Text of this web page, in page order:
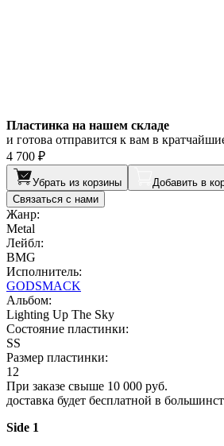
Пластинка на нашем складе
и готова отправится к вам в
4 700 ₽
Убрать из корзины
Добавить в
Связаться с нами
Жанр:
Metal
Лейбл:
BMG
Исполнитель:
GODSMACK
Альбом:
Lighting Up The Sky
Состояние пластинки:
SS
Размер пластинки:
12
При заказе свыше 10 000 руб.
доставка будет бесплатной в
Side 1